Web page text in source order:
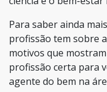
Para saber ainda
profissão tem sobre
motivos que
profissão certa para
agente do bem na